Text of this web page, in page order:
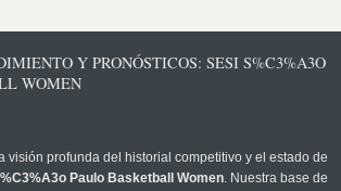
Y PRONÓSTICOS: SESI S%C3%A3O
WOMEN
visión profunda del historial competitivo y el estado de
Paulo Basketball Women. Nuestra base de